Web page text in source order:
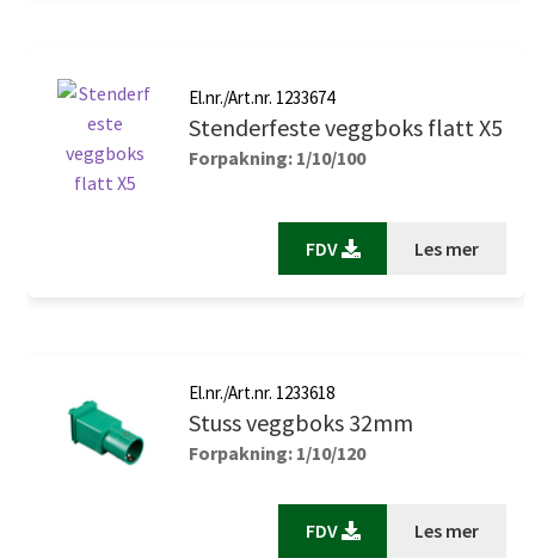
El.nr./Art.nr. 1233674
Stenderfeste veggboks flatt X5
Forpakning: 1/10/100
FDV Les mer
El.nr./Art.nr. 1233618
Stuss veggboks 32mm
Forpakning: 1/10/120
FDV Les mer